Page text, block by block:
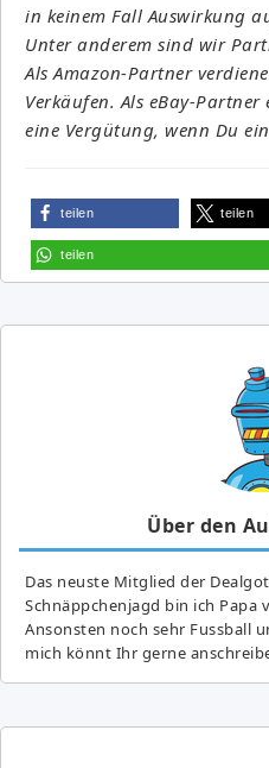
in keinem Fall Auswirkung
Unter anderem sind wir
Als Amazon-Partner
Verkäufen. Als eBay-
eine Vergütung, wenn Du
teilen teilen
teilen
Über den
Das neuste Mitglied der
Schnäppchenjagd bin ich Papa
Ansonsten noch sehr Fussball
mich könnt Ihr gerne